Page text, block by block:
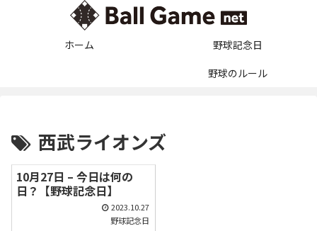
ホーム
野球記念日
野球のルール
西武ライオンズ
10月27日 – 今日は何の
日？【野球記念日】
2023.10.27
野球記念日